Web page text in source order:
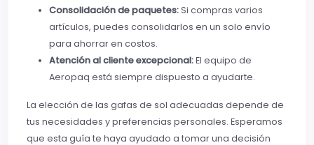
Consolidación de paquetes:Si compras varios
artículos, puedes consolidarlos en un solo envío
para ahorrar en costos.
Atención al cliente excepcional:El equipo de
Aeropaq está siempre dispuesto a ayudarte.
La elección de las gafas de sol adecuadas depende de
tus necesidades y preferencias personales. Esperamos
que esta guía te haya ayudado a tomar una decisión